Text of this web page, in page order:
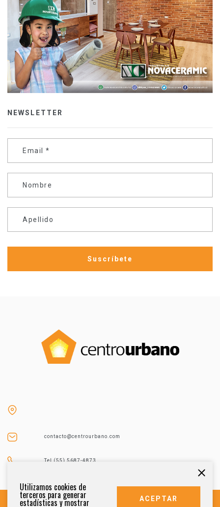
NEWSLETTER
Email *
Nombre
Apellido
contacto@centrourbano.com
Tel (55) 5687-4873
Utilizamos cookies de
terceros para generar
estadísticas y mostrar ACEPTAR